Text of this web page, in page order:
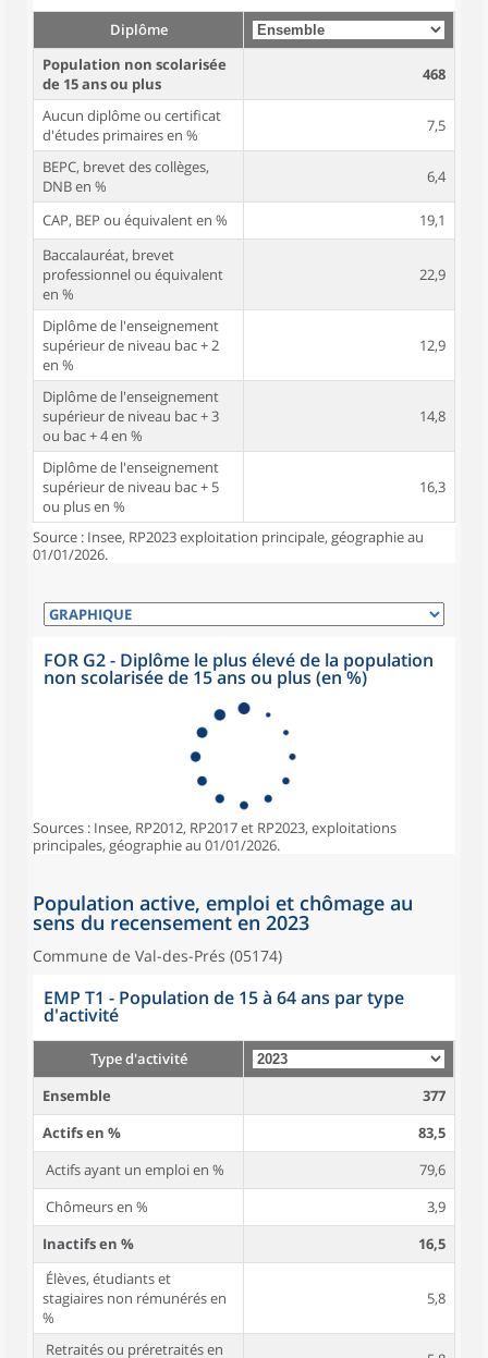
Diplôme
Population non scolarisée
de 15 ans ou plus
468
Aucun diplôme ou certificat
d'études primaires en %
7,5
BEPC, brevet des collèges,
DNB en %
6,4
CAP, BEP ou équivalent en %
19,1
Baccalauréat, brevet
professionnel ou équivalent
en %
22,9
Diplôme de l'enseignement
supérieur de niveau bac + 2
en %
12,9
Diplôme de l'enseignement
supérieur de niveau bac + 3
ou bac + 4 en %
14,8
Diplôme de l'enseignement
supérieur de niveau bac + 5
ou plus en %
16,3
Source : Insee, RP2023 exploitation principale, géographie au
01/01/2026.
FOR G2 - Diplôme le plus élevé de la population
non scolarisée de 15 ans ou plus (en %)
Sources : Insee, RP2012, RP2017 et RP2023, exploitations
principales, géographie au 01/01/2026.
Population active, emploi et chômage au
sens du recensement en 2023
Commune de Val-des-Prés (05174)
EMP T1 - Population de 15 à 64 ans par type
d'activité
Type d'activité
Ensemble
377
Actifs en %
83,5
Actifs ayant un emploi en %
79,6
Chômeurs en %
3,9
Inactifs en %
16,5
Élèves, étudiants et
stagiaires non rémunérés en
%
5,8
Retraités ou préretraités en